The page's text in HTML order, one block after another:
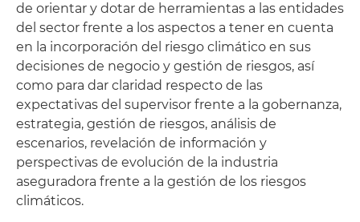
de orientar y dotar de herramientas a las entidades
del sector frente a los aspectos a tener en cuenta
en la incorporación del riesgo climático en sus
decisiones de negocio y gestión de riesgos, así
como para dar claridad respecto de las
expectativas del supervisor frente a la gobernanza,
estrategia, gestión de riesgos, análisis de
escenarios, revelación de información y
perspectivas de evolución de la industria
aseguradora frente a la gestión de los riesgos
climáticos.